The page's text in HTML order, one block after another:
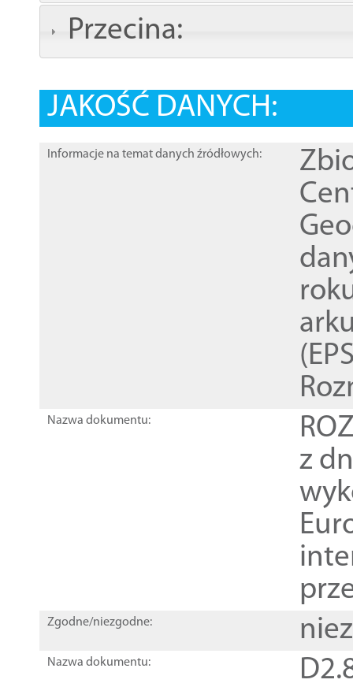
Przecina:
JAKOŚĆ DANYCH:
Informacje na temat danych źródłowych:
Nazwa dokumentu:
z
Zgodne/niezgodne:
Nazwa dokumentu: